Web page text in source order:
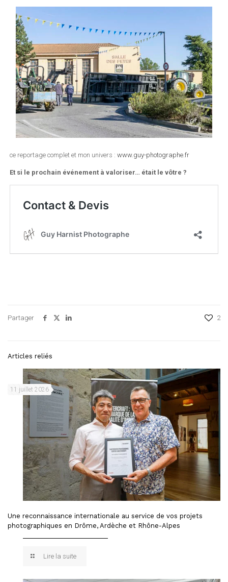
ce reportage complet et mon univers :www.guy-photographe.fr
Et si le prochain événement à valoriser… était le vôtre ?
Partager 2
Articles reliés
11 juillet 2026
Une reconnaissance internationale au service de vos projets
photographiques en Drôme, Ardèche et Rhône-Alpes
Lire la suite